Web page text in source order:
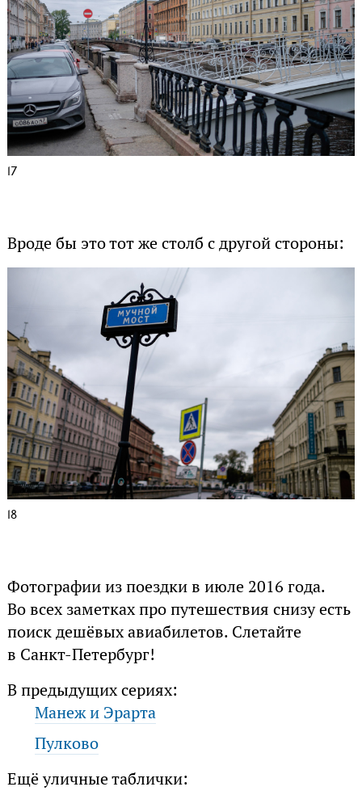
17
Вроде бы это тот же столб с другой стороны:
18
Фотографии из поездки в июле 2016 года.
Во всех заметках про путешествия снизу есть
поиск дешёвых авиабилетов. Слетайте
в Санкт-Петербург!
В предыдущих сериях:
Манеж и Эрарта
Пулково
Ещё уличные таблички: